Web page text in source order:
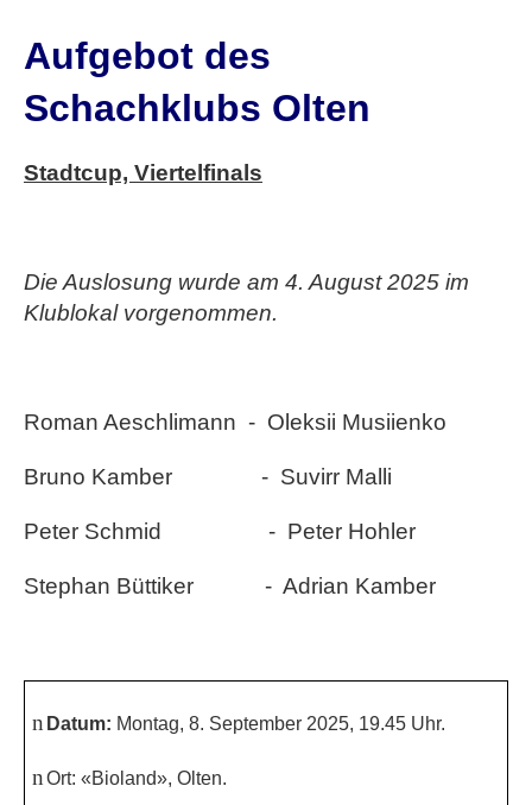
Aufgebot des
Schachklubs Olten
Stadtcup, Viertelfinals
Die Auslosung wurde am 4. August 2025 im
Klublokal vorgenommen.
Roman Aeschlimann - Oleksii Musiienko
Bruno Kamber - Suvirr Malli
Peter Schmid - Peter Hohler
Stephan Büttiker - Adrian Kamber
n Datum: Montag, 8. September 2025, 19.45 Uhr.
nOrt: «Bioland», Olten.